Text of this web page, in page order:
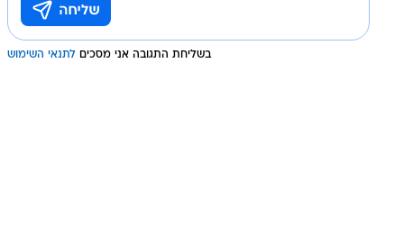
בשליחת התגובה אני מסכים לתנאי השימוש